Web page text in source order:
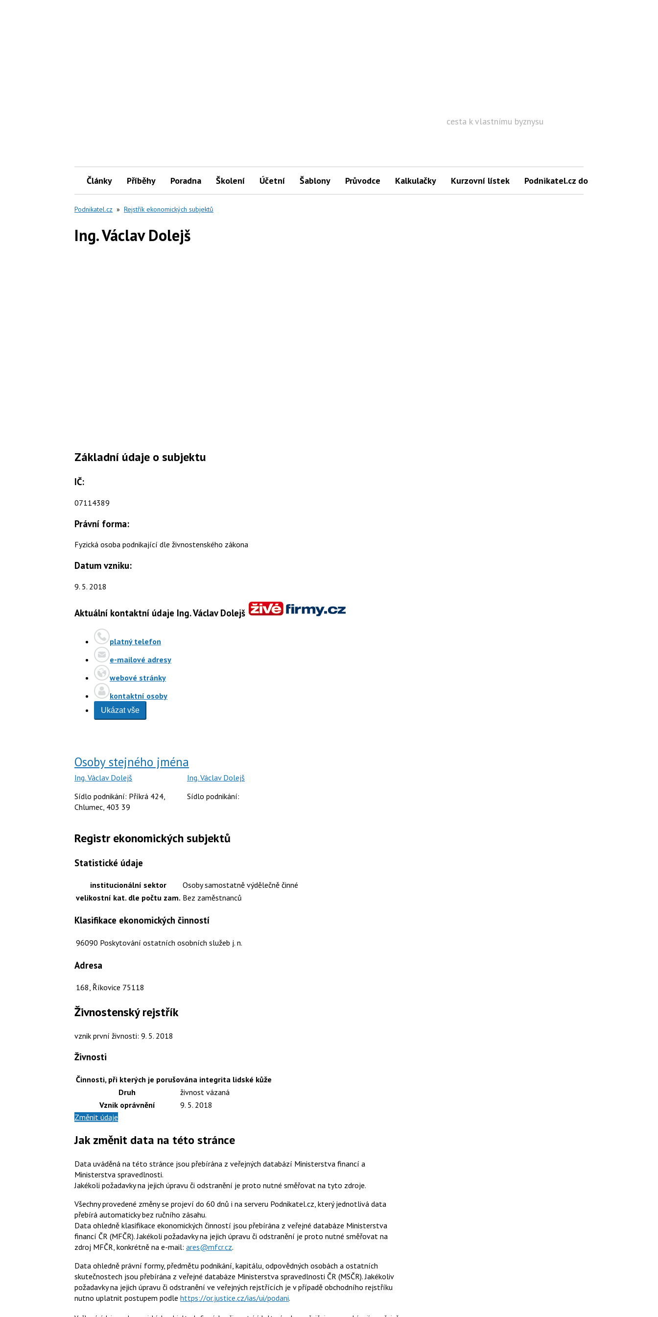
cesta k vlastnímu byznysu
Články Příběhy Poradna Školení Účetní Šablony Průvodce Kalkulačky Kurzovní lístek Podnikatel.cz do mailu
Podnikatel.cz » Rejstřík ekonomických subjektů
Ing. Václav Dolejš
Základní údaje o subjektu
IČ:
07114389
Právní forma:
Fyzická osoba podnikající dle živnostenského zákona
Datum vzniku:
9. 5. 2018
Aktuální kontaktní údaje Ing. Václav Dolejš
platný telefon
e-mailové adresy
webové stránky
kontaktní osoby
Ukázat vše
Osoby stejného jména
Ing. Václav Dolejš
Sídlo podnikání: Příkrá 424,
Chlumec, 403 39
Ing. Václav Dolejš
Sídlo podnikání:
Registr ekonomických subjektů
Statistické údaje
institucionální sektor
Osoby samostatně výdělečně činné
velikostní kat. dle počtu zam. Bez zaměstnanců
Klasifikace ekonomických činností
96090 Poskytování ostatních osobních služeb j. n.
Adresa
168, Říkovice 75118
Živnostenský rejstřík
vznik první živnosti: 9. 5. 2018
Živnosti
Činnosti, při kterých je porušována integrita lidské kůže
Druh
živnost vázaná
Vznik oprávnění
9. 5. 2018
Změnit údaje
Jak změnit data na této stránce
Data uváděná na této stránce jsou přebírána z veřejných databází Ministerstva financí a
Ministerstva spravedlnosti.
Jakékoli požadavky na jejich úpravu či odstranění je proto nutné směřovat na tyto zdroje.
Všechny provedené změny se projeví do 60 dnů i na serveru Podnikatel.cz, který jednotlivá data
přebírá automaticky bez ručního zásahu.
Data ohledně klasifikace ekonomických činností jsou přebírána z veřejné databáze Ministerstva
financí ČR (MFČR). Jakékoli požadavky na jejich úpravu či odstranění je proto nutné směřovat na
zdroj MFČR, konkrétně na e-mail: ares@mfcr.cz.
Data ohledně právní formy, předmětu podnikání, kapitálu, odpovědných osobách a ostatních
skutečnostech jsou přebírána z veřejné databáze Ministerstva spravedlnosti ČR (MSČR). Jakékoliv
požadavky na jejich úpravu či odstranění ve veřejných rejstřících je v případě obchodního rejstříku
nutno uplatnit postupem podle https://or.justice.cz/ias/ui/podani.